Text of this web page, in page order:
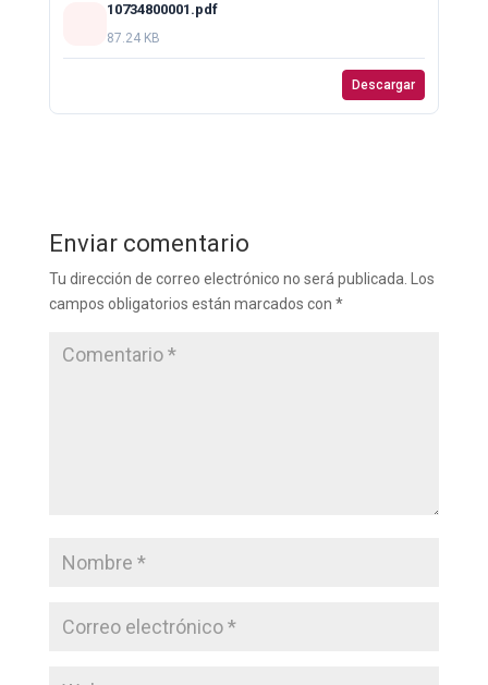
10734800001.pdf
87.24 KB
Descargar
Enviar comentario
Tu dirección de correo electrónico no será publicada.
Los
campos obligatorios están marcados con *